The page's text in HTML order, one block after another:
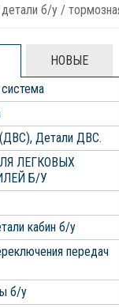
детали б/у /
НОВЫЕ
(ДВС), Детали ДВС.
ЛЕГКОВЫХ
Б/У
кабин б/у
передач
б/у